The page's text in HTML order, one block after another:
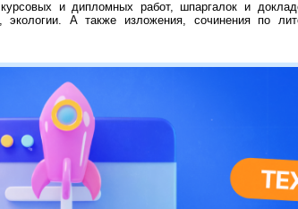
и дипломных работ, шпаргалок и
А также изложения, сочинения по